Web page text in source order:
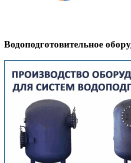
Водоподготовительное